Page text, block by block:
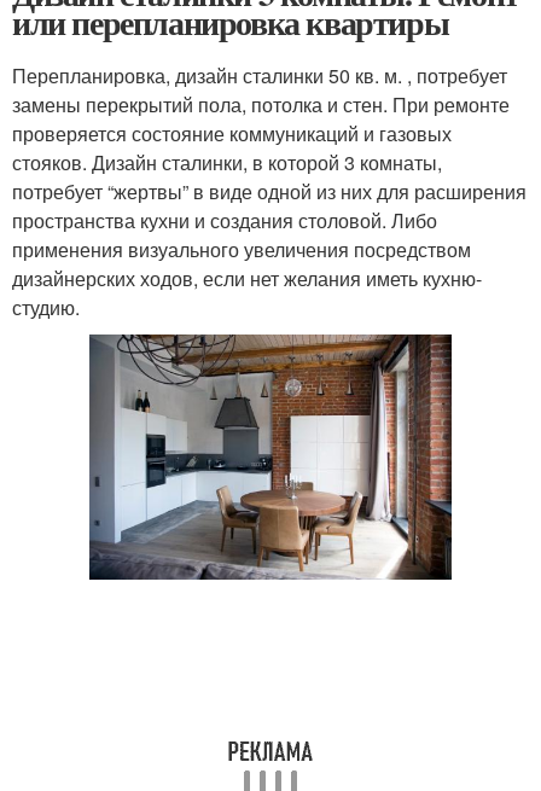
или перепланировка квартиры
Перепланировка, дизайн сталинки 50 кв. м. , потребует
замены перекрытий пола, потолка и стен. При ремонте
проверяется состояние коммуникаций и газовых
стояков. Дизайн сталинки, в которой 3 комнаты,
потребует “жертвы” в виде одной из них для расширения
пространства кухни и создания столовой. Либо
применения визуального увеличения посредством
дизайнерских ходов, если нет желания иметь кухню-
студию.